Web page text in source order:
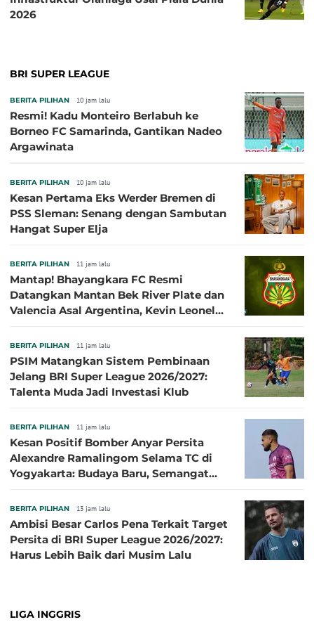
2026
BRI SUPER LEAGUE
BERITA PILIHAN 10 jam lalu
Resmi! Kadu Monteiro Berlabuh ke
Borneo FC Samarinda, Gantikan Nadeo
Argawinata
BERITA PILIHAN 10 jam lalu
Kesan Pertama Eks Werder Bremen di
PSS Sleman: Senang dengan Sambutan
Hangat Super Elja
BERITA PILIHAN 11 jam lalu
Mantap! Bhayangkara FC Resmi
Datangkan Mantan Bek River Plate dan
Valencia Asal Argentina, Kevin Leonel
BERITA PILIHAN 11 jam lalu
PSIM Matangkan Sistem Pembinaan
Jelang BRI Super League 2026/2027:
Talenta Muda Jadi Investasi Klub
BERITA PILIHAN 11 jam lalu
Kesan Positif Bomber Anyar Persita
Alexandre Ramalingom Selama TC di
Yogyakarta: Budaya Baru, Semangat
BERITA PILIHAN 13 jam lalu
Ambisi Besar Carlos Pena Terkait Target
Persita di BRI Super League 2026/2027:
Harus Lebih Baik dari Musim Lalu
LIGA INGGRIS